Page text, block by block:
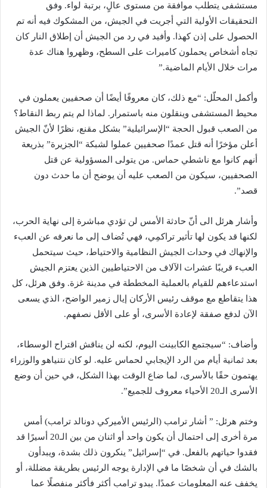
مستشفى يتطلب موافقة من مستوى عالٍ، برتبة لواء. وفق
التحقيقات الأولية التي أجريت في الجيش، من المشكوك فيه أنه تم
الحصول على إذن كهذا. وأفيد في رد من الجيش أن إطلاق النار كان
تجاه أشخاص يحملون كاميرات على السطح، وظهروا هناك عدة
مرات خلال الأيام الماضية.”
وأكمل المحلّل: “مع ذلك، كان معروفًا أيضًا أن صحفيين يعملون في
محيط المستشفى وينقلون منه باستمرار. لماذا لم يتم ربط النقاط؟
من الصعب قبول الحجة “الإسرائيلية” بشكل مقنع، نظرًا لأنّ الجيش
أعلن مؤخرًا أنه قتل عمدًا صحفيين عملوا لشبكة “الجزيرة” بذريعة
أنهم كانوا مع ناشطي حماس. من يتولى المسؤولية عن قتل
الصحفيين، سيكون من الصعب عليه أن يوضح أن ما حدث دون
قصد”.
وأشار هرئل الى أنّ حادثة الأمس لن تؤدي مباشرة إلى نهاية الحرب،
لكنها قد يكون لها تأثير تراكمِي، فهي تُضاف إلى ما نعرفه عن العبء
والإنهاك في وحدات الجيش النظامية والاحتياط، حيث سيتحمل
العبء قريبًا عشرات الآلاف من الاحتياطيين الذين يعتزم الجيش
استدعاءهم للقيام بالعملية المخططة في مدينة غزة. وفق هرئل، كل
هذا يتقاطع مع موقف رئيس الأركان إيال زمير الواضح، الذي يسعى
الآن لدفع صفقة لإعادة الأسرى، أو على الأقل نصفهم.
وأضاف: “سيجتمع الكابينت اليوم، لكنه لن يناقش اقتراح الوسطاء،
بعد ثمانية أيام من الرد الإيجابي لحماس عليه. لو كان نتنياهو والوزراء
يهتمون حقًا بالأسرى، لما ضاع الوقت بهذا الشكل، في حين أن وضع
الأسرى الـ20 الأحياء معروف للجميع”.
وختم هرئل: ” أشار ترامب (الرئيس الأميركي دونالد ترامب) أمس
مرة أخرى إلى احتمال أن يكون واحد أو اثنان من بين الـ20 أسيرًا قد
فقدوا حياتهم بالفعل. في “إسرائيل” ينكرون ذلك بشدة، ويبدأون
بالشك في أن شخصًا ما في الإدارة يوجه الرئيس بطريقة مضللة، أو
يخفف عنه المعلومات عمدًا. يبدو ترامب أكثر فأكثر منفصلًا عما